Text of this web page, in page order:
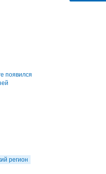
появился
регион